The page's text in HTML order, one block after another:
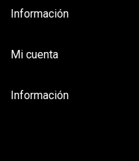
Información
Mi cuenta
Información